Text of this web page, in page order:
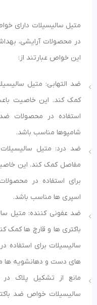
متیل سالیسیلات دارای
در محصولات آرایشی،
این خواص عبارتند از:
ضد التهابی: متیل
کمک کند. این خاصیت
استفاده در محصولات
شامپوها مناسب باشد.
ضد درد: متیل
مفاصل کمک کند. این
برای استفاده در
اسپری ها مناسب باشد.
ضد عفونی کننده: متیل
باکتری ها و قارچ ها
سالیسیلات برای استفاده
های دست و دهانشویه ها
مانع از تشکیل پلاک
سالیسیلات خواص ضد